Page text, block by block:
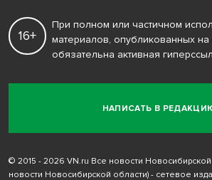
НАПИСАТЬ В
16+
При полном или частичном
материалов, опубликованных на
обязательна активная
© 2015 - 2026 VN.ru Все новости
новости Новосибирской области) - сетевое